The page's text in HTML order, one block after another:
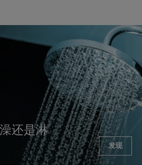
还是淋
发现